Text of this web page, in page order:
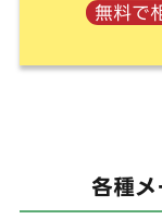
無料で
各種メ